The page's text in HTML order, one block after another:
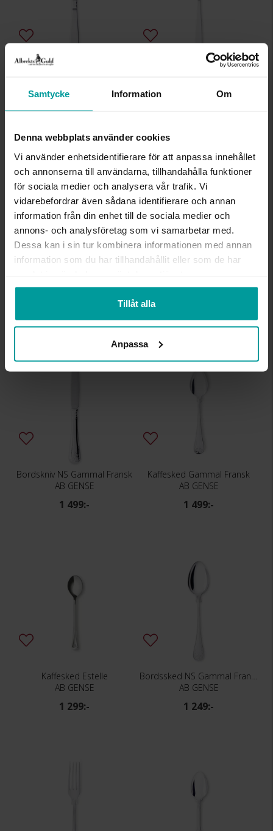
Samtycke Information Om
Denna webbplats använder cookies
Vi använder enhetsidentifierare för att anpassa innehållet
och annonserna till användarna, tillhandahålla funktioner
för sociala medier och analysera vår trafik. Vi
vidarebefordrar även sådana identifierare och annan
information från din enhet till de sociala medier och
annons- och analysföretag som vi samarbetar med.
Dessa kan i sin tur kombinera informationen med annan
information som du har tillhandahållit eller som de har
Tillåt alla
Anpassa
1 999:-
AB GENSE
AB GENSE
Bordskniv NS Gammal Fransk
AB GENSE
1 499:-
Kaffesked Gammal Fransk
AB GENSE
1 499:-
Kaffesked Estelle
AB GENSE
1 299:-
Bordssked NS Gammal Fransk
AB GENSE
1 249:-